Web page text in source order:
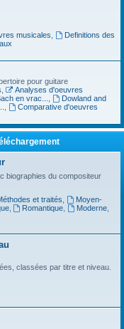
musicales
Definitions des
pour guitare
Analyses d'oeuvres
en vrac...
Dowland and
Comparative d'oeuvres
biographies du compositeur
et traités
Moyen-
, Romantique Moderne
classées par titre et niveau.